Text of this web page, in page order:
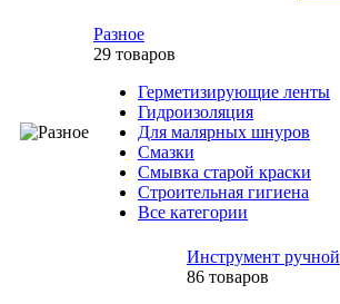
Разное
29 товаров
Герметизирующие ленты
Гидроизоляция
Для малярных шнуров
Смазки
Смывка старой краски
Строительная гигиена
Все категории
Инструмент ручной
86 товаров